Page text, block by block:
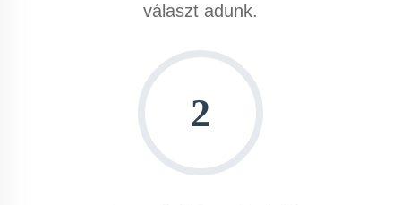
választ adunk.​
2